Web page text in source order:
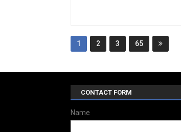
1 2 3 65
CONTACT FORM
Name